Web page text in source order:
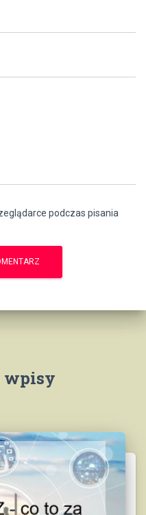
podczas pisania
wpisy